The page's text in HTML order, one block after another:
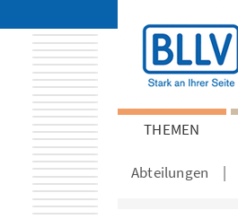
THEMEN
Abteilungen